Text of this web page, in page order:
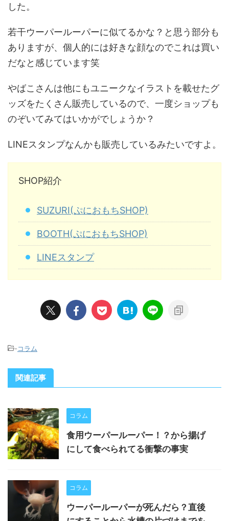
した。
若干ウーパールーパーに似てるかな？と思う部分も
ありますが、個人的には好きな顔なのでこれは買い
だなと感じています笑
やばこさんは他にもユニークなイラストを載せたグ
ッズをたくさん販売しているので、一度ショップも
のぞいてみてはいかがでしょうか？
LINEスタンプなんかも販売しているみたいですよ。
SHOP紹介
SUZURI(ぷにおもちSHOP)
BOOTH(ぷにおもちSHOP)
LINEスタンプ
-コラム
関連記事
コラム
食用ウーパールーパー！？から揚げ
にして食べられてる衝撃の事実
コラム
ウーパールーパーが死んだら？直後